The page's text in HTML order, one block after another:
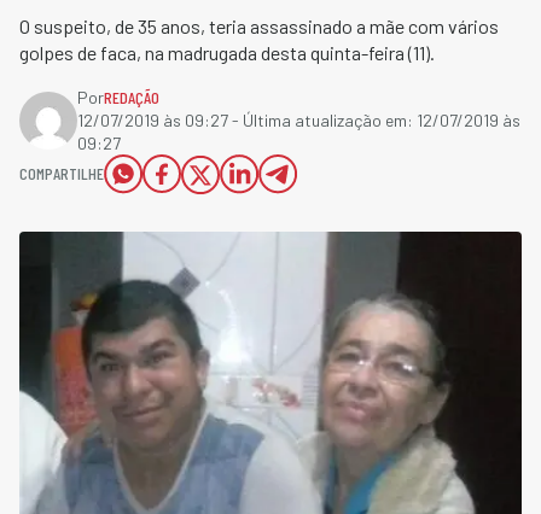
O suspeito, de 35 anos, teria assassinado a mãe com vários
golpes de faca, na madrugada desta quinta-feira (11).
PorREDAÇÃO
12/07/2019 às 09:27- Última atualização em: 12/07/2019 às
09:27
COMPARTILHE